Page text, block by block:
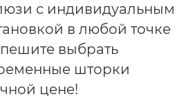
с индивидуальным
в любой точке
выбрать
шторки
цене!